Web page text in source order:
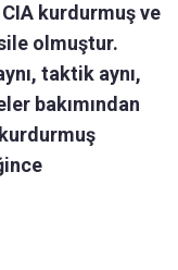
kurdurmuş ve
olmuştur.
taktik aynı,
bakımından
kurdurmuş